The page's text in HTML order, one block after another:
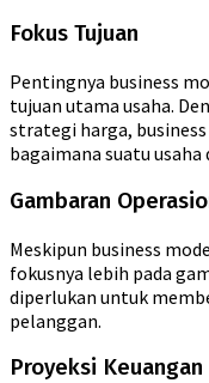
Fokus Tujuan
Pentingnya business
tujuan utama usaha.
strategi harga,
bagaimana suatu
Gambaran
Meskipun business
fokusnya lebih pada
diperlukan untuk
pelanggan.
Proyeksi Keuangan